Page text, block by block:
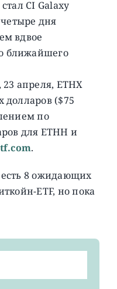
CI Galaxy
дня
вдвое
ближайшего
апреля, ETHX
долларов ($75
по
для ETHH и
.
8 ожидающих
ETF, но пока